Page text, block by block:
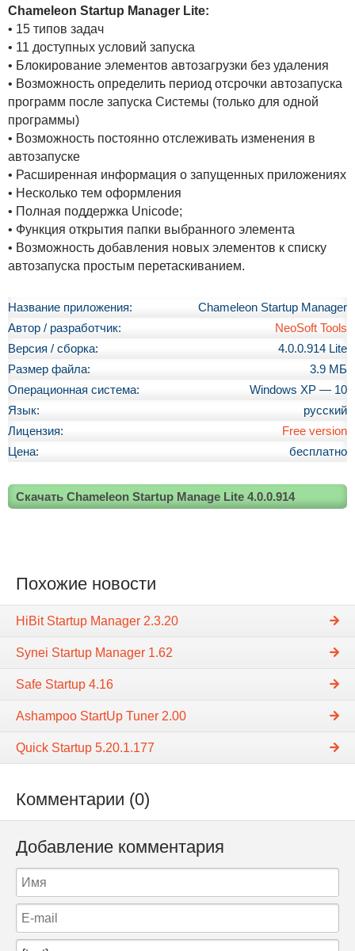
Chameleon Startup Manager Lite:
• 15 типов задач
• 11 доступных условий запуска
• Блокирование элементов автозагрузки без удаления
• Возможность определить период отсрочки автозапуска
программ после запуска Системы (только для одной
программы)
• Возможность постоянно отслеживать изменения в
автозапуске
• Расширенная информация о запущенных приложениях
• Несколько тем оформления
• Полная поддержка Unicode;
• Функция открытия папки выбранного элемента
• Возможность добавления новых элементов к списку
автозапуска простым перетаскиванием.
Название приложения:
Chameleon Startup Manager
Автор / разработчик:
NeoSoft Tools
Версия / сборка:
4.0.0.914 Lite
Размер файла:
3.9 МБ
Операционная система:
Windows XP — 10
Язык:
русский
Лицензия:
Free version
Цена:
бесплатно
Скачать Chameleon Startup Manage Lite 4.0.0.914
Похожие новости
HiBit Startup Manager 2.3.20
Synei Startup Manager 1.62
Safe Startup 4.16
Ashampoo StartUp Tuner 2.00
Quick Startup 5.20.1.177
Комментарии (0)
Добавление комментария